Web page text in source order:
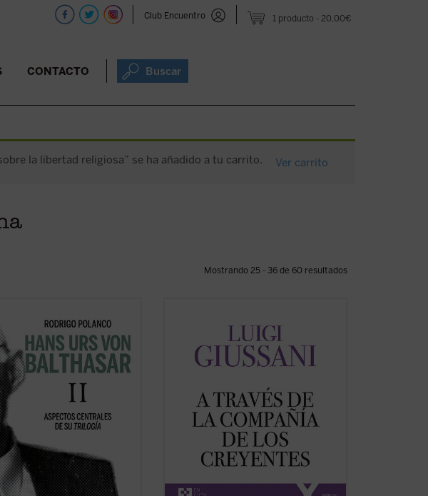
1 producto 20,00€
Club Encuentro
CONTACTO Buscar
la libertad religiosa” se ha añadido a tu carrito. Ver carrito
Mostrando 25 - 36 de 60 resultados
volumen está dedicado a
centrales de la
, su obra central, escrita entre
Señalada por el propio von
como «el plan fundamental, la
de una vida», este ...
es el quinto volumen de la serie dedicada
a las intervenciones realizadas por don
Luigi Giussani durante los Ejercicios
espirituales de la Fraternidad de
(ver ficha)